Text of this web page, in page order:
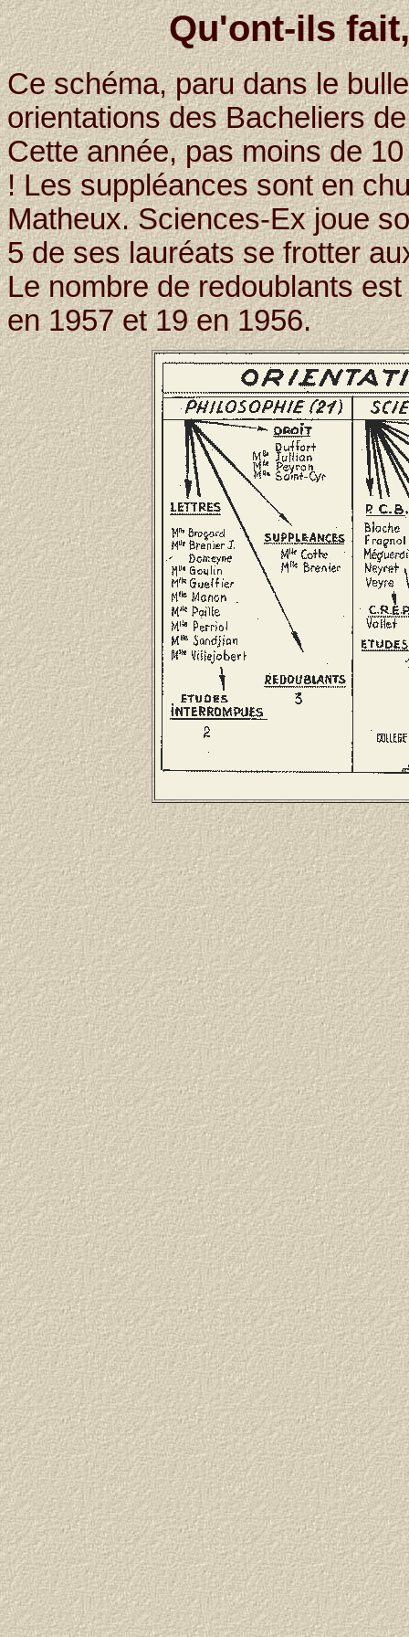
Qu'ont-ils
Ce schéma, paru dans le
orientations des Bacheliers
Cette année, pas moins de
! Les suppléances sont en
Matheux. Sciences-Ex joue
5 de ses lauréats se frotter
Le nombre de redoublants
en 1957 et 19 en 1956.